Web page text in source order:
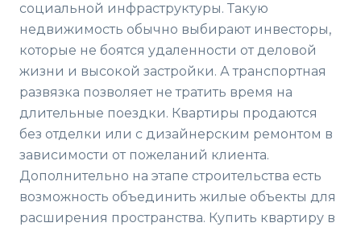
социальной инфраструктуры. Такую
недвижимость обычно выбирают инвесторы,
которые не боятся удаленности от деловой
жизни и высокой застройки. А транспортная
развязка позволяет не тратить время на
длительные поездки. Квартиры продаются
без отделки или с дизайнерским ремонтом в
зависимости от пожеланий клиента.
Дополнительно на этапе строительства есть
возможность объединить жилые объекты для
расширения пространства. Купить квартиру в